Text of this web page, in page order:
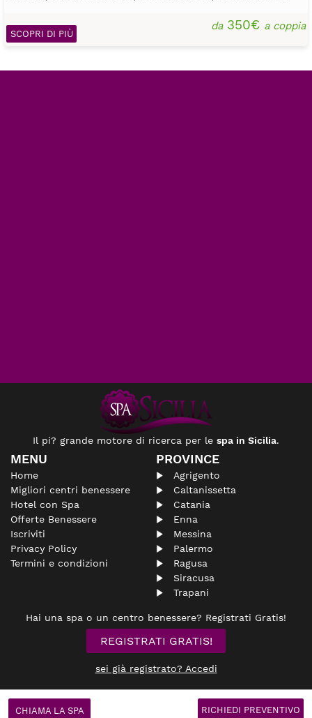
da350€ a coppia
SCOPRI DI PIÙ
Il pi? grande motore di ricerca per le spa in Sicilia.
MENU
Home
Migliori centri benessere
Hotel con Spa
Offerte Benessere
Iscriviti
Privacy Policy
Termini e condizioni
PROVINCE
Agrigento
Caltanissetta
Catania
Enna
Messina
Palermo
Ragusa
Siracusa
Trapani
Hai una spa o un centro benessere? Registrati Gratis!
REGISTRATI GRATIS!
sei già registrato? Accedi
all'interno del portale e declina ogni responsabilità per tali contenuti o
RICHIEDI PREVENTIVO
CHIAMA LA SPA